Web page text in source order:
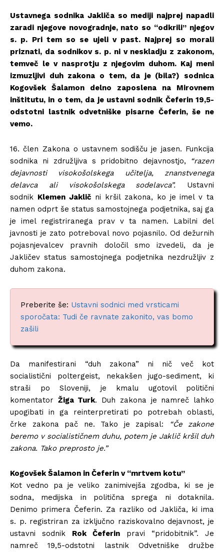
Ustavnega sodnika Jakliča so mediji najprej napadli
zaradi njegove novogradnje, nato so “odkrili” njegov
s. p. Pri tem so se ujeli v past. Najprej so morali
priznati, da sodnikov s. p. ni v neskladju z zakonom,
temveč le v nasprotju z njegovim duhom. Kaj meni
izmuzljivi duh zakona o tem, da je (bila?) sodnica
Kogovšek Šalamon delno zaposlena na Mirovnem
inštitutu, in o tem, da je ustavni sodnik Čeferin 19,5-
odstotni lastnik odvetniške pisarne Čeferin, še ne
vemo.
16. člen Zakona o ustavnem sodišču je jasen. Funkcija
sodnika ni združljiva s pridobitno dejavnostjo, “razen
dejavnosti visokošolskega učitelja, znanstvenega
delavca ali visokošolskega sodelavca”. Ustavni
sodnik Klemen Jaklič ni kršil zakona, ko je imel v ta
namen odprt še status samostojnega podjetnika, saj ga
je imel registriranega prav v ta namen. Labilni del
javnosti je zato potreboval novo pojasnilo. Od dežurnih
pojasnjevalcev pravnih določil smo izvedeli, da je
Jakličev status samostojnega podjetnika nezdružljiv z
duhom zakona.
Preberite še: Ustavni sodnici med vrsticami
sporočata: Tudi če ravnate zakonito, vas bomo
zašili
Da manifestirani “duh zakona” ni nič več kot
socialistični poltergeist, nekakšen jugo-sediment, ki
straši po Sloveniji, je kmalu ugotovil politični
komentator Žiga Turk. Duh zakona je namreč lahko
upogibati in ga reinterpretirati po potrebah oblasti,
črke zakona pač ne. Tako je zapisal:
“Če zakone
beremo v socialističnem duhu, potem je Jaklič kršil duh
zakona. Tako preprosto je.”
Kogovšek Šalamon in Čeferin v “mrtvem kotu”
Kot vedno pa je veliko zanimivejša zgodba, ki se je
sodna, medijska in politična sprega ni dotaknila.
Denimo primera Čeferin. Za razliko od Jakliča, ki ima
s. p. registriran za izključno raziskovalno dejavnost, je
ustavni sodnik Rok Čeferin pravi “pridobitnik”. Je
namreč 19,5-odstotni lastnik Odvetniške družbe